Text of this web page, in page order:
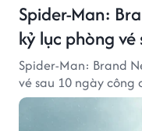
Spider-Man:
kỷ lục phòng
Spider-Man: Brand
vé sau 10 ngày công